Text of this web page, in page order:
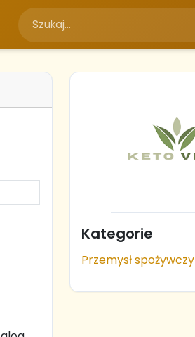
Kategorie
Przemysł spożywczy